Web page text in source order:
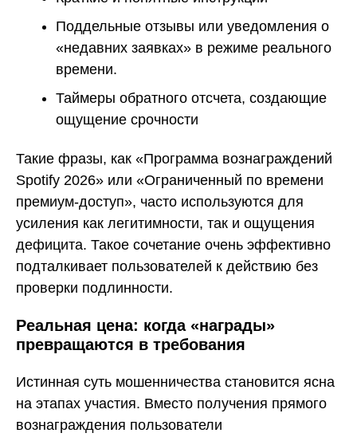
Поддельные отзывы или уведомления о
«недавних заявках» в режиме реального
времени.
Таймеры обратного отсчета, создающие
ощущение срочности
Такие фразы, как «Программа вознаграждений
Spotify 2026» или «Ограниченный по времени
премиум-доступ», часто используются для
усиления как легитимности, так и ощущения
дефицита. Такое сочетание очень эффективно
подталкивает пользователей к действию без
проверки подлинности.
Реальная цена: когда «награды»
превращаются в требования
Истинная суть мошенничества становится ясна
на этапах участия. Вместо получения прямого
вознаграждения пользователи